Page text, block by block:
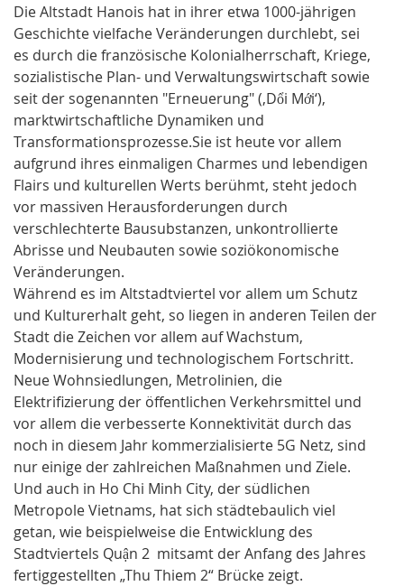
Die Altstadt Hanois hat in ihrer etwa 1000-jährigen
Geschichte vielfache Veränderungen durchlebt, sei
es durch die französische Kolonialherrschaft, Kriege,
sozialistische Plan- und Verwaltungswirtschaft sowie
seit der sogenannten "Erneuerung" (‚Dổi Mới‘),
marktwirtschaftliche Dynamiken und
Transformationsprozesse.Sie ist heute vor allem
aufgrund ihres einmaligen Charmes und lebendigen
Flairs und kulturellen Werts berühmt, steht jedoch
vor massiven Herausforderungen durch
verschlechterte Bausubstanzen, unkontrollierte
Abrisse und Neubauten sowie soziökonomische
Veränderungen.
Während es im Altstadtviertel vor allem um Schutz
und Kulturerhalt geht, so liegen in anderen Teilen der
Stadt die Zeichen vor allem auf Wachstum,
Modernisierung und technologischem Fortschritt.
Neue Wohnsiedlungen, Metrolinien, die
Elektrifizierung der öffentlichen Verkehrsmittel und
vor allem die verbesserte Konnektivität durch das
noch in diesem Jahr kommerzialisierte 5G Netz, sind
nur einige der zahlreichen Maßnahmen und Ziele.
Und auch in Ho Chi Minh City, der südlichen
Metropole Vietnams, hat sich städtebaulich viel
getan, wie beispielweise die Entwicklung des
Stadtviertels Quận 2 mitsamt der Anfang des Jahres
fertiggestellten „Thu Thiem 2“ Brücke zeigt.